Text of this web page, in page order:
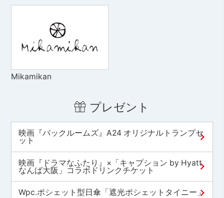
Mikamikan
プレゼント
映画『バックルームズ』A24 オリジナルトランプセ
ット
映画『ドラマなふたり』×「キャプション by Hyatt
なんば大阪」コラボドリンクチケット
Wpc.ポシェット型日傘「遮光ポシェットタイニー」